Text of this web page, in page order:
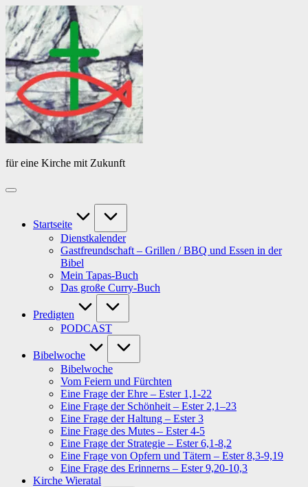
Skip
to
content
von
PfarrerB
für eine Kirche mit Zukunft
Startseite
Dienstkalender
Gastfreundschaft – Grillen / BBQ und Essen in der
Bibel
Mein Tapas-Buch
Das große Curry-Buch
Predigten
PODCAST
Bibelwoche
Bibelwoche
Vom Feiern und Fürchten
Eine Frage der Ehre – Ester 1,1-22
Eine Frage der Schönheit – Ester 2,1–23
Eine Frage der Haltung – Ester 3
Eine Frage des Mutes – Ester 4-5
Eine Frage der Strategie – Ester 6,1-8,2
Eine Frage von Opfern und Tätern – Ester 8,3-9,19
Eine Frage des Erinnerns – Ester 9,20-10,3
Kirche Wieratal